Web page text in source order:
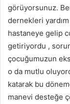
görüyorsunuz.
dernekleri
hastaneye gelip
getiriyordu ,
çocuğumuzun
o da mutlu
katarak bu
manevi desteğe